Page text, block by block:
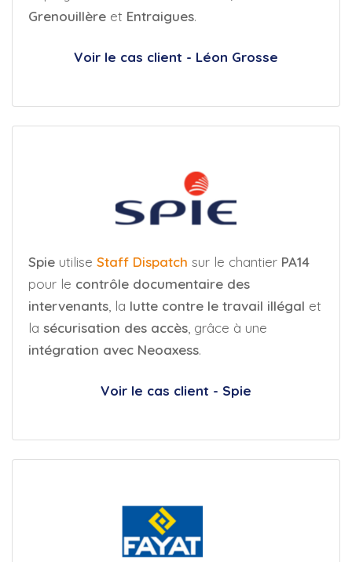
Grenouillère et Entraigues.
Voir le cas client - Léon Grosse
Spie utilise Staff Dispatch sur le chantier PA14
pour le contrôle documentaire des
intervenants , la lutte contre le travail illégal et
la sécurisation des accès , grâce à une
intégration avec Neoaxess.
Voir le cas client - Spie